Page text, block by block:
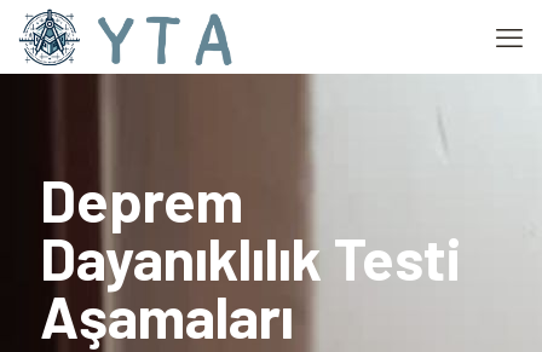
Deprem
Dayanıklılık Testi
Aşamaları